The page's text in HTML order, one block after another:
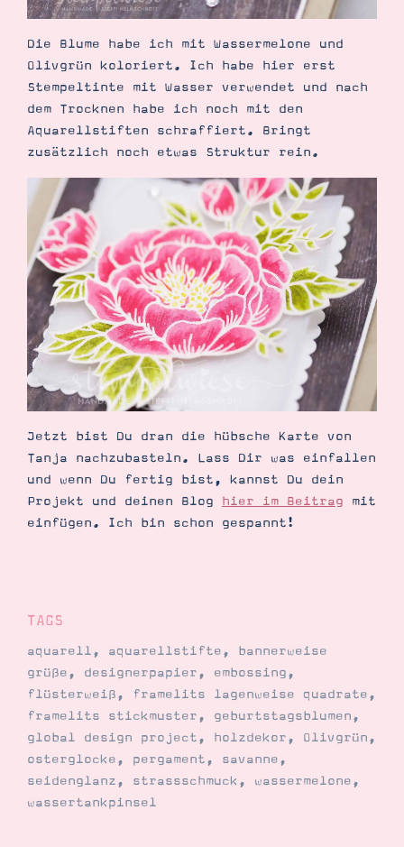
Die Blume habe ich mit Wassermelone und
Olivgrün koloriert. Ich habe hier erst
Stempeltinte mit Wasser verwendet und nach
dem Trocknen habe ich noch mit den
Aquarellstiften schraffiert. Bringt
zusätzlich noch etwas Struktur rein.
Jetzt bist Du dran die hübsche Karte von
Tanja nachzubasteln. Lass Dir was einfallen
und wenn Du fertig bist, kannst Du dein
Projekt und deinen Blog hier im Beitrag mit
einfügen. Ich bin schon gespannt!
TAGS
aquarell, aquarellstifte, bannerweise
grüße, designerpapier, embossing,
flüsterweiß, framelits lagenweise quadrate,
framelits stickmuster, geburtstagsblumen,
global design project, holzdekor, Olivgrün,
osterglocke, pergament, savanne,
seidenglanz, strassschmuck, wassermelone,
wassertankpinsel